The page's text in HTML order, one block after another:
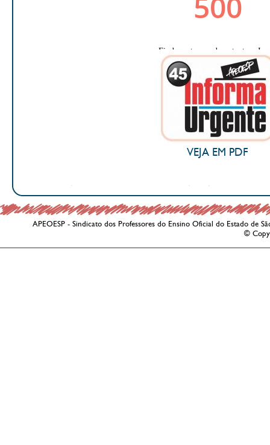
VEJA EM PDF
APEOESP - Sindicato dos Professores do Ensino Oficial do Estado de
©